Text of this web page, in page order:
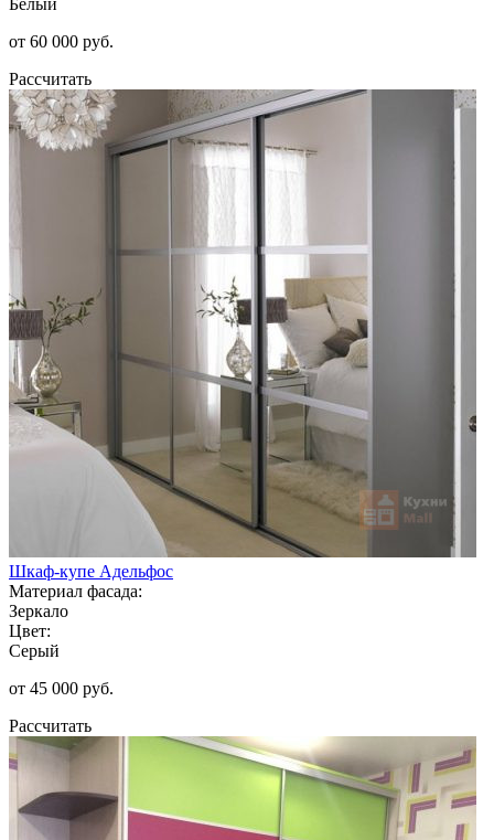
от 60 000 руб.
Рассчитать
Шкаф-купе Адельфос
Материал фасада:
Зеркало
Цвет:
Серый
от 45 000 руб.
Рассчитать